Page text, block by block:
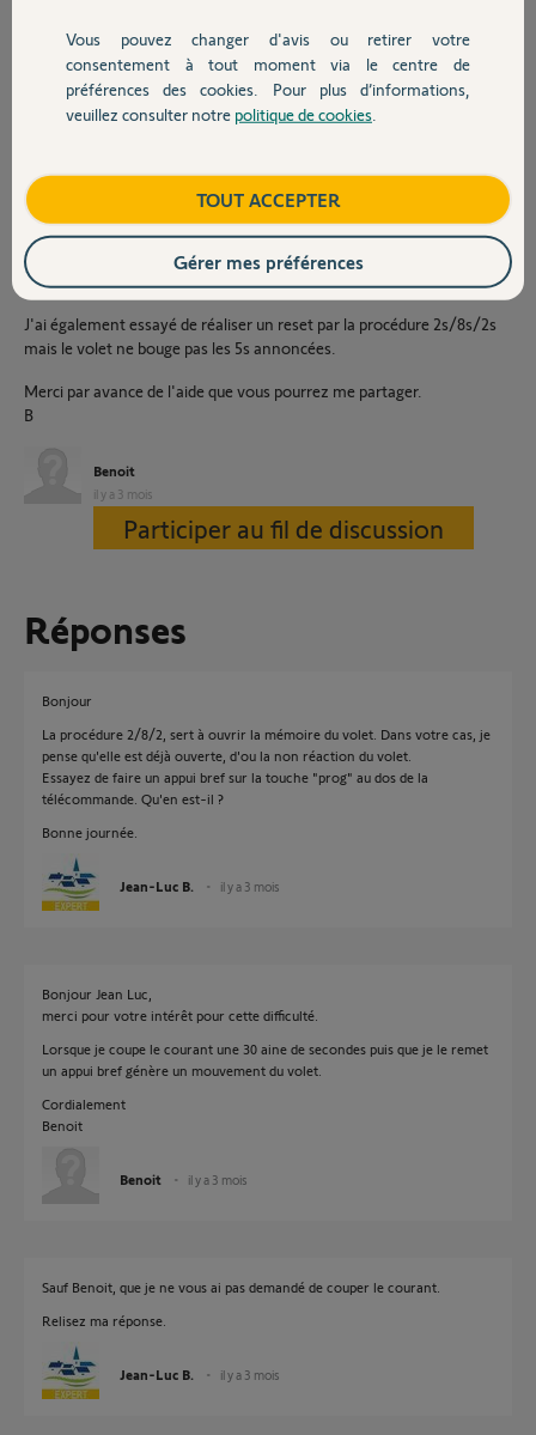
Devis avec un pro
Contact
Sur le second je ne parvient pas à régler les fdc.
dès le premier essai :
mise sous tension
appui prolongé sur haut pour régler le fdc haut
appui sur My et Bas / le volet n'est pas descendu.
avec un appui sur bas le volet redescend mais marque 2 arrêts en
chemin.
J'ai également essayé de réaliser un reset par la procédure 2s/8s/2s
mais le volet ne bouge pas les 5s annoncées.
Merci par avance de l'aide que vous pourrez me partager.
B
Benoit
il y a 3 mois
Participer au fil de discussion
Réponses
Bonjour
La procédure 2/8/2, sert à ouvrir la mémoire du volet. Dans votre cas, je
pense qu'elle est déjà ouverte, d'ou la non réaction du volet.
Essayez de faire un appui bref sur la touche "prog" au dos de la
télécommande. Qu'en est-il ?
Bonne journée.
Jean-Luc B. il y a 3 mois
Bonjour Jean Luc,
merci pour votre intérêt pour cette difficulté.
Lorsque je coupe le courant une 30 aine de secondes puis que je le remet
un appui bref génère un mouvement du volet.
Cordialement
Benoit
Benoit il y a 3 mois
Sauf Benoit, que je ne vous ai pas demandé de couper le courant.
Relisez ma réponse.
Jean-Luc B. il y a 3 mois
Vous pouvez changer d'avis ou retirer votre
consentement à tout moment via le centre de
préférences des cookies. Pour plus d’informations,
veuillez consulter notre politique de cookies
TOUT ACCEPTER
Gérer mes préférences